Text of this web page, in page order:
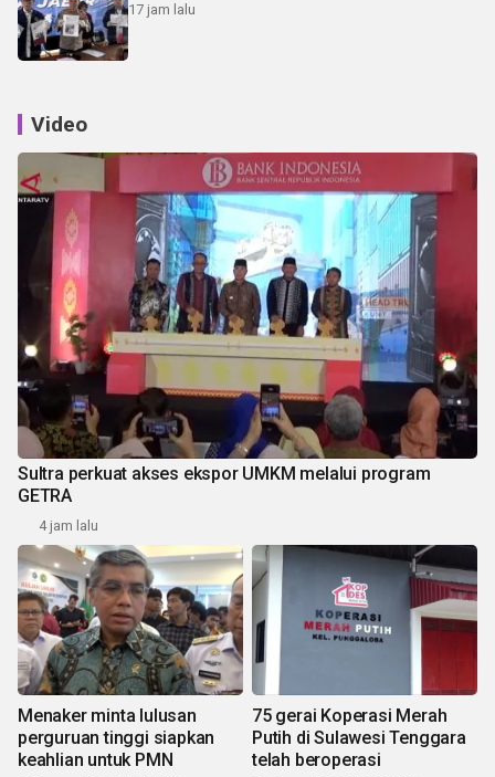
17 jam lalu
Video
Sultra perkuat akses ekspor UMKM melalui program
GETRA
4 jam lalu
Menaker minta lulusan
perguruan tinggi siapkan
keahlian untuk PMN
75 gerai Koperasi Merah
Putih di Sulawesi Tenggara
telah beroperasi